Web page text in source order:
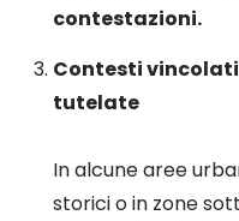
contestazioni.
Contesti
tutelate
In alcune aree
storici o in zone